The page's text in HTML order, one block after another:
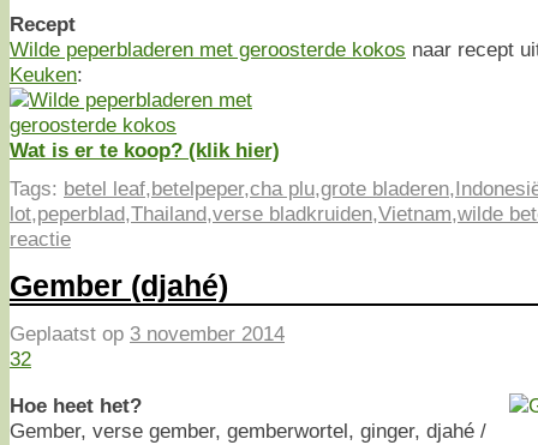
Recept
Wilde peperbladeren met geroosterde kokos naar recept
Keuken:
Wat is er te koop? (klik hier)
Tags: betel leaf,betelpeper,cha plu,grote bladeren,
lot,peperblad,Thailand,verse bladkruiden,Vietnam,wilde
reactie
Gember (djahé)
Geplaatst op 3 november 2014
32
Hoe heet het?
Gember, verse gember, gemberwortel, ginger, djahé /